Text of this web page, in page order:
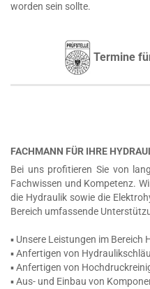
worden sein sollte.
Termine
FACHMANN FÜR IHRE
Bei uns profitieren Sie von
Fachwissen und Kompetenz.
die Hydraulik sowie die
Bereich umfassende
▪ Unsere Leistungen im Bereich
▪ Anfertigen von
▪ Anfertigen von
▪ Aus- und Einbau von